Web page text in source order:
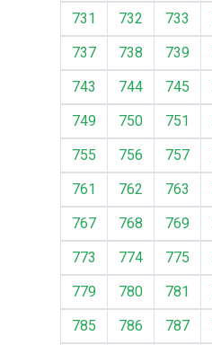
731
732 733
737
738 739
743
744 745
749
750 751
755
756 757
761
762 763
767
768 769
773
774 775
779
780 781
785
786 787